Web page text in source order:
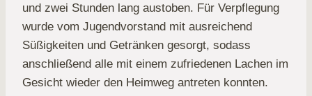
und zwei Stunden lang austoben. Für Verpflegung
wurde vom Jugendvorstand mit ausreichend
Süßigkeiten und Getränken gesorgt, sodass
anschließend alle mit einem zufriedenen Lachen im
Gesicht wieder den Heimweg antreten konnten.